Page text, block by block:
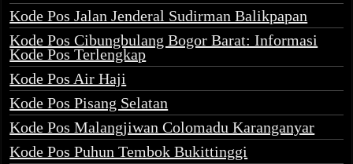
Kode Pos Jalan Jenderal Sudirman Balikpapan
Kode Pos Cibungbulang Bogor Barat: Informasi
Kode Pos Terlengkap
Kode Pos Air Haji
Kode Pos Pisang Selatan
Kode Pos Malangjiwan Colomadu Karanganyar
Kode Pos Puhun Tembok Bukittinggi